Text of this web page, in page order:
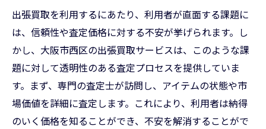
出張買取を利用するにあたり、利用者が直面する課題に
は、信頼性や査定価格に対する不安が挙げられます。し
かし、大阪市西区の出張買取サービスは、このような課
題に対して透明性のある査定プロセスを提供していま
す。まず、専門の査定士が訪問し、アイテムの状態や市
場価値を詳細に査定します。これにより、利用者は納得
のいく価格を知ることができ、不安を解消することがで